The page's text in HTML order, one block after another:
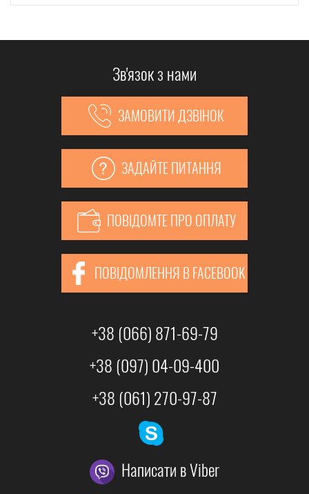
Зв'язок з нами
ЗАМОВИТИ ДЗВІНОК
ЗАДАЙТЕ ПИТАННЯ
ПОВІДОМТЕ ПРО ОПЛАТУ
ПОВІДОМЛЕННЯ В FACEBOOK
+38 (066) 871-69-79
+38 (097) 04-09-400
+38 (061) 270-97-87
Написати в Viber